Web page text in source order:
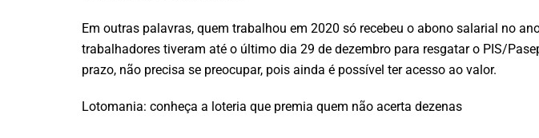
Em outras palavras, quem trabalhou em 2020 só recebeu o abono salarial no
trabalhadores tiveram até o último dia 29 de dezembro para resgatar o PIS/
prazo, não precisa se preocupar, pois ainda é possível ter acesso ao valor.
Lotomania: conheça a loteria que premia quem não acerta dezenas